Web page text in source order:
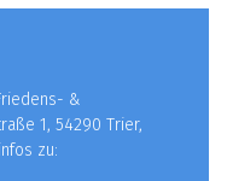
&
1, 54290 Trier,
zu: